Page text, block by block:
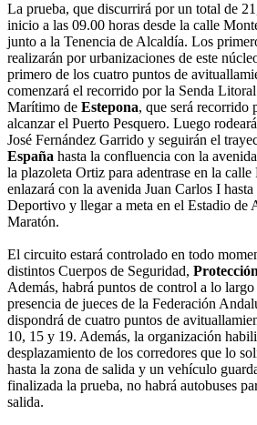
La prueba, que discurrirá por un total de
inicio a las 09.00 horas desde la calle
junto a la Tenencia de Alcaldía. Los
realizarán por urbanizaciones de este
primero de los cuatro puntos de
comenzará el recorrido por la Senda
Marítimo de Estepona, que será recorrido
alcanzar el Puerto Pesquero. Luego
José Fernández Garrido y seguirán el
España hasta la confluencia con la
la plazoleta Ortiz para adentrase en la
enlazará con la avenida Juan Carlos I
Deportivo y llegar a meta en el Estadio de
Maratón.
El circuito estará controlado en todo
distintos Cuerpos de Seguridad,
Además, habrá puntos de control a lo
presencia de jueces de la Federación
dispondrá de cuatro puntos de
10, 15 y 19. Además, la organización
desplazamiento de los corredores que lo
hasta la zona de salida y un vehículo
finalizada la prueba, no habrá autobuses
salida.